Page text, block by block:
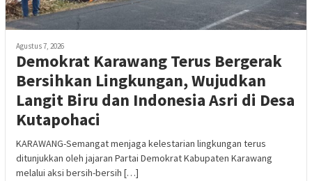
Agustus 7, 2026
Demokrat Karawang Terus Bergerak
Bersihkan Lingkungan, Wujudkan
Langit Biru dan Indonesia Asri di Desa
Kutapohaci
KARAWANG-Semangat menjaga kelestarian lingkungan terus
ditunjukkan oleh jajaran Partai Demokrat Kabupaten Karawang
melalui aksi bersih-bersih […]